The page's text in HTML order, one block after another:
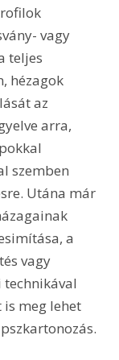
vagy
teljes
hézagok
az
arra,
szemben
Utána már
a
vagy
technikával
meg lehet